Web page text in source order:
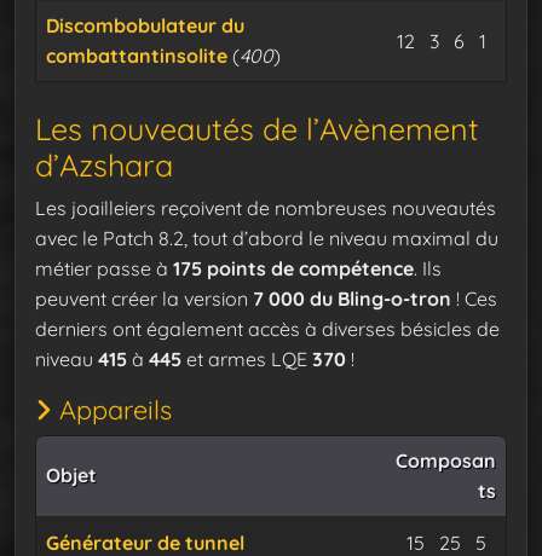
Discombobulateur du
combattantinsolite (400)
12 Minerai
3 Minerai
6 Cable
1
Les nouveautés de l’Avènement
d’Azshara
Les joailleiers reçoivent de nombreuses nouveautés
avec le Patch 8.2, tout d’abord le niveau maximal du
métier passe à 175 points de compétence. Ils
peuvent créer la version 7 000 du Bling-o-tron ! Ces
derniers ont également accès à diverses bésicles de
niveau 415 à 445 et armes LQE 370 !
Appareils
Objet
Composan
ts
Générateur de tunnel
15 Minerai de
25 5